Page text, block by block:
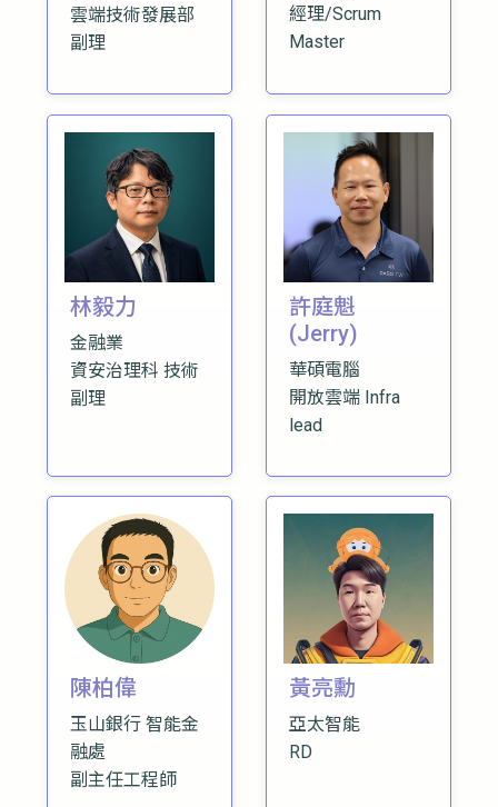
雲端技術發展部
副理
經理/Scrum
Master
林毅力
金融業
資安治理科 技術
副理
許庭魁
(Jerry)
華碩電腦
開放雲端 Infra
lead
陳柏偉
玉山銀行 智能金
融處
副主任工程師
黃亮勳
亞太智能
RD